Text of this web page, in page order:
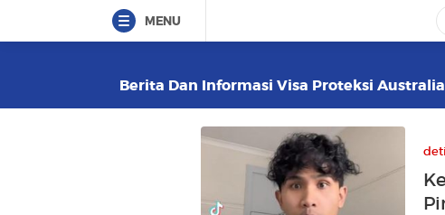
MENU
Berita Dan Informasi Visa Proteksi